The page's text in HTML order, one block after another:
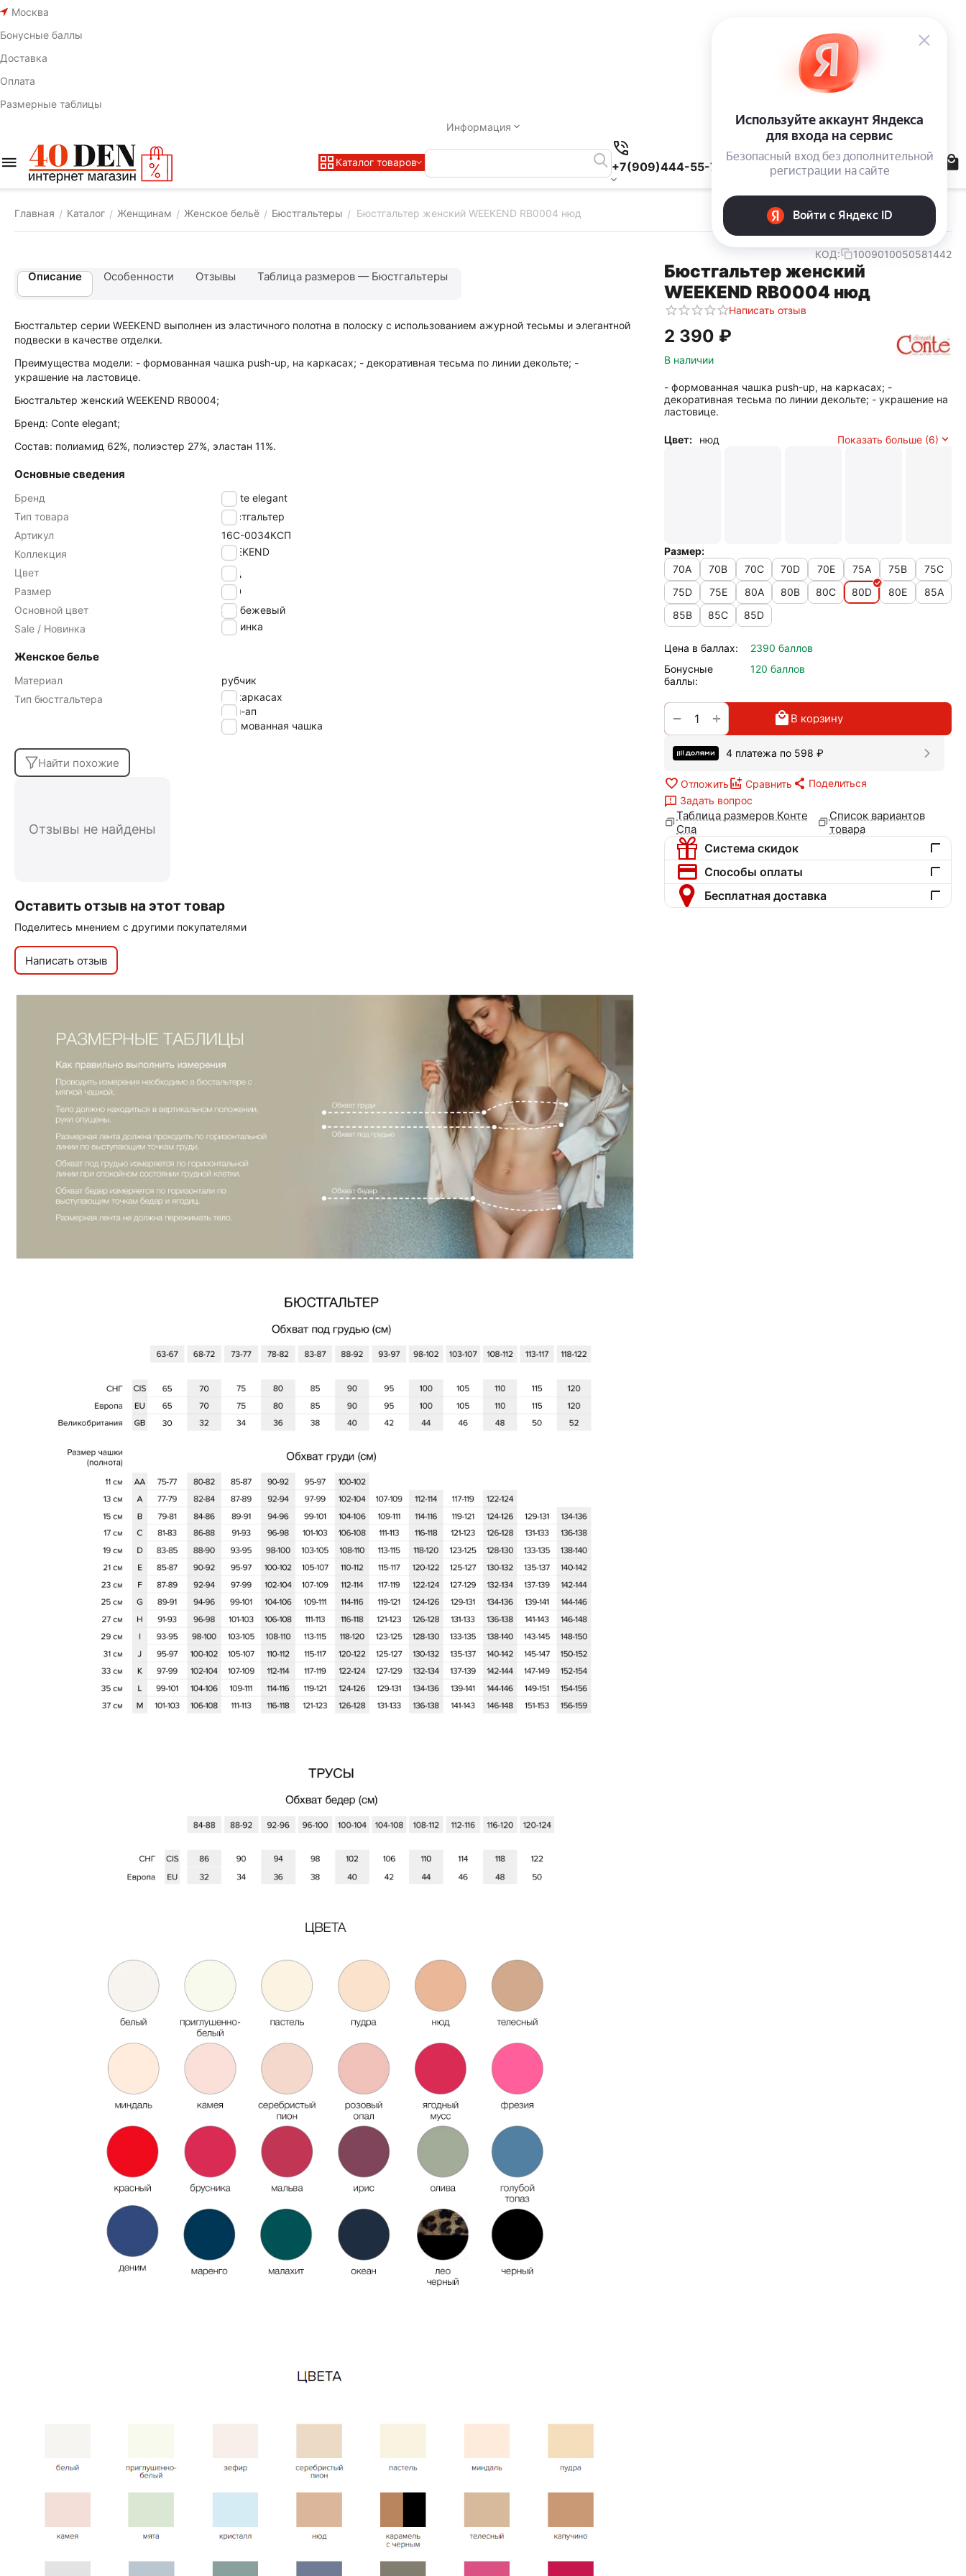
Москва
Бонусные баллы
Доставка
Оплата
Размерные таблицы
Информация
Каталог товаров +7(909)444-55-78
Главная / Каталог / Женщинам / Женское бельё / Бюстгальтеры / Бюстгальтер женский WEEKEND RB0004 нюд
КОД: 1009010050581442
Бюстгальтер женский
WEEKEND RB0004 нюд
Написать отзыв
2 390 ₽
В наличии
- формованная чашка push-up, на каркасах; -
декоративная тесьма по линии декольте; - украшение на
ластовице.
Цвет: нюд Показать больше (6)
Размер:
70A
70B 70C 70D 70E 75A 75B
75C
75D
75E 80A 80B 80C 80D 80E
85A
85B
85C 85D
Цена в баллах:
2390 баллов
Бонусные
баллы:
120 баллов
+
− В корзину
4 платежа по 598 ₽
Отложить Сравнить
Поделиться
Задать вопрос
Таблица размеров Конте
Спа
Список вариантов
товара
Система скидок
Способы оплаты
Бесплатная доставка
Описание Особенности Отзывы Таблица размеров — Бюстгальтеры
Бюстгальтер серии WEEKEND выполнен из эластичного полотна в полоску с использованием ажурной тесьмы и элегантной
подвески в качестве отделки.
Преимущества модели: - формованная чашка push-up, на каркасах; - декоративная тесьма по линии декольте; -
украшение на ластовице.
Бюстгальтер женский WEEKEND RB0004;
Бренд: Conte elegant;
Состав: полиамид 62%, полиэстер 27%, эластан 11%.
Основные сведения
Бренд
Conte elegant
Тип товара
Бюстгальтер
Артикул
16С-0034КСП
Коллекция
WEEKEND
Цвет
нюд
Размер
80D
Основной цвет
бежевый
Sale / Новинка
Новинка
Женское белье
Материал
рубчик
Тип бюстгальтера
на каркасах
пуш-ап
формованная чашка
Найти похожие
Отзывы не найдены
Оставить отзыв на этот товар
Поделитесь мнением с другими покупателями
Написать отзыв